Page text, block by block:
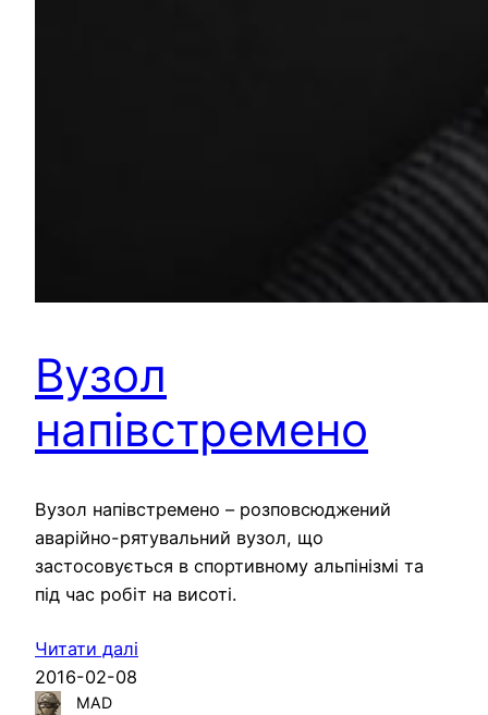
Вузол
напівстремено
Вузол напівстремено – розповсюджений
аварійно-рятувальний вузол, що
застосовується в спортивному альпінізмі та
під час робіт на висоті.
Читати далі
2016-02-08
MAD